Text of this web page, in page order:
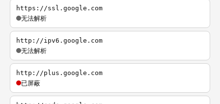
https://ssl.google.com
无法解析
http://ipv6.google.com
无法解析
http://plus.google.com
已屏蔽